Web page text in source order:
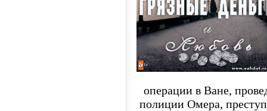
операции в Ване,
полиции Омера,